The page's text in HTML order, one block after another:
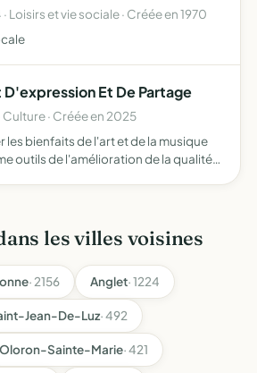
Loisirs et vie sociale · Créée en 1970
D'expression Et De Partage
Culture · Créée en 2025
les bienfaits de l'art et de la musique
outils de l'amélioration de la qualité
les villes voisines
· 2156 Anglet· 1224
Jean-De-Luz· 492
Oloron-Sainte-Marie· 421